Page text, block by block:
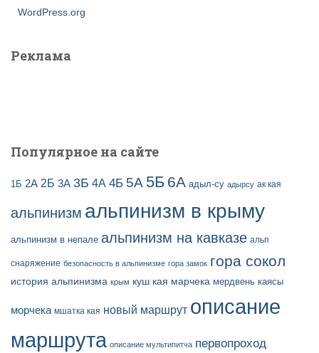
WordPress.org
Реклама
Популярное на сайте
1Б 2А 2Б 3А 3Б 4А 4Б 5А 5Б 6А адыл-су адырсу ак кая
альпинизм альпинизм в крыму
альпинизм в непале альпинизм на кавказе альп
снаряжение безопасность в альпинизме гора замок гора сокол
история альпинизма крым куш кая марчека мердвень каясы
морчека мшатка кая новый маршрут описание
маршрута описание мультипитча первопроход